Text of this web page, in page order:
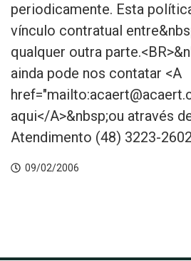
periodicamente. Esta
vínculo contratual
qualquer outra
ainda pode nos contatar <A
href="mailto:
aqui</A>&nbsp;ou através
Atendimento (48) 3223-
09/02/2006